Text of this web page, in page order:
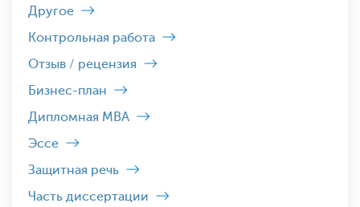
Другое
Контрольная работа
Отзыв / рецензия
Бизнес-план
Дипломная MBA
Эссе
Защитная речь
Часть диссертации